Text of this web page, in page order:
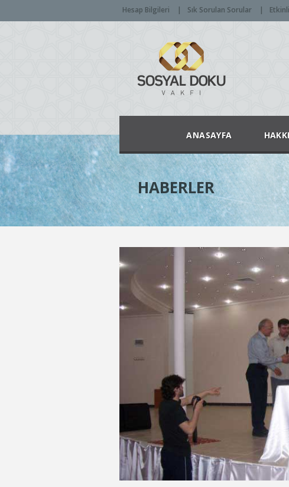
Hesap Bilgileri Sık Sorulan Sorular
ANASAYFA
HABERLER